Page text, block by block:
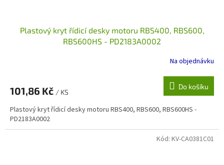
Plastový kryt řídicí desky motoru RBS400, RBS600,
RBS600HS - PD2183A0002
Na objednávku
101,86 Kč / KS
Do košíku
Plastový kryt řídicí desky motoru RBS400, RBS600, RBS600HS -
PD2183A0002
Kód: KV-CA0381C01